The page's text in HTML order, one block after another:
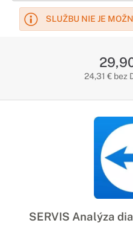
SLUŽBU NIE JE
24,31 € bez
SERVIS Analýza